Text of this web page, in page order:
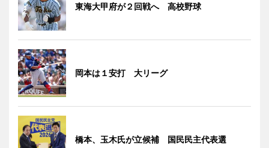
東海大甲府が２回戦へ 高校野球
岡本は１安打 大リーグ
橋本、玉木氏が立候補 国民民主代表選